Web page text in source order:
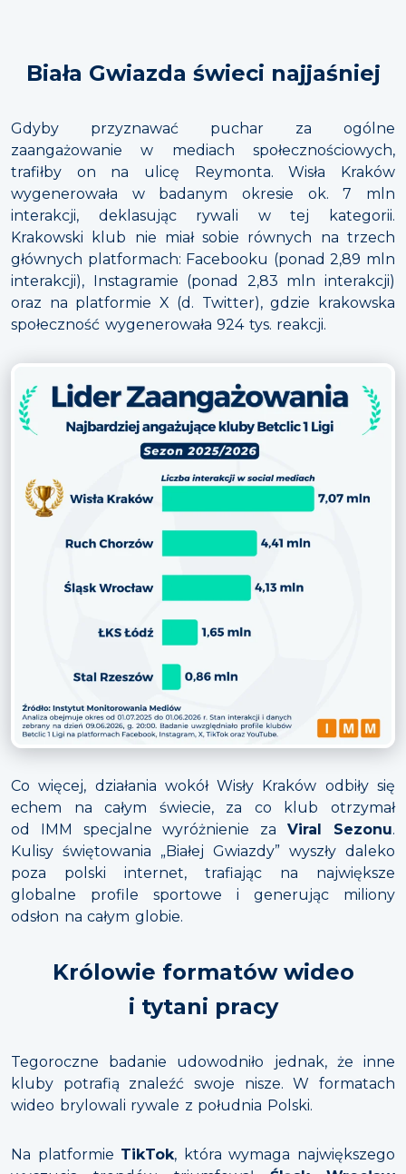
Biała Gwiazda świeci najjaśniej
Gdyby przyznawać puchar za ogólne
zaangażowanie w mediach społecznościowych,
trafiłby on na ulicę Reymonta. Wisła Kraków
wygenerowała w badanym okresie ok. 7 mln
interakcji, deklasując rywali w tej kategorii.
Krakowski klub nie miał sobie równych na trzech
głównych platformach: Facebooku (ponad 2,89 mln
interakcji), Instagramie (ponad 2,83 mln interakcji)
oraz na platformie X (d. Twitter), gdzie krakowska
społeczność wygenerowała 924 tys. reakcji.
Co więcej, działania wokół Wisły Kraków odbiły się
echem na całym świecie, za co klub otrzymał
od IMM specjalne wyróżnienie zaViral Sezonu.
Kulisy świętowania „Białej Gwiazdy” wyszły daleko
poza polski internet, trafiając na największe
globalne profile sportowe i generując miliony
odsłon na całym globie.
Królowie formatów wideo
i tytani pracy
Tegoroczne badanie udowodniło jednak, że inne
kluby potrafią znaleźć swoje nisze. W formatach
wideo brylowali rywale z południa Polski.
Na platformie TikTok, która wymaga największego